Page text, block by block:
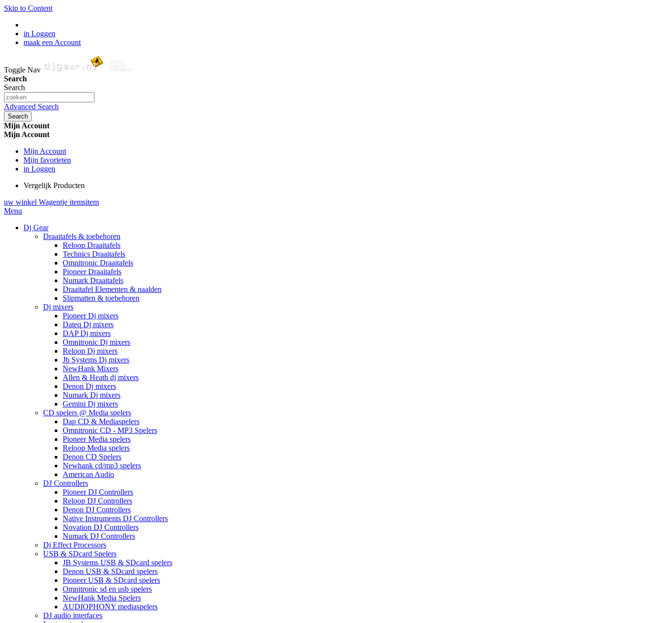
Skip to Content
in Loggen
maak een Account
Toggle Nav
Search
Search
Advanced Search
Search
Mijn Account
Mijn Account
Mijn Account
Mijn favorieten
in Loggen
Vergelijk Producten
uw winkel Wagentje itemsitem
Menu
Dj Gear
Draaitafels & toebehoren
Reloop Draaitafels
Technics Draaitafels
Omnitronic Draaitafels
Pioneer Draaitafels
Numark Draaitafels
Draaitafel Elementen & naalden
Slipmatten & toebehoren
Dj mixers
Pioneer Dj mixers
Dateq Dj mixers
DAP Dj mixers
Omnitronic Dj mixers
Reloop Dj mixers
Jb Systems Dj mixers
NewHank Mixers
Allen & Heath dj mixers
Denon Dj mixers
Numark Dj mixers
Gemini Dj mixers
CD spelers @ Media spelers
Dap CD & Mediaspelers
Omnitronic CD - MP3 Spelers
Pioneer Media spelers
Reloop Media spelers
Denon CD Spelers
Newhank cd/mp3 spelers
American Audio
DJ Controllers
Pioneer DJ Controllers
Reloop DJ Controllers
Denon DJ Controllers
Native Instruments DJ Controllers
Novation DJ Controllers
Numark DJ Controllers
Dj Effect Processors
USB & SDcard Spelers
JB Systems USB & SDcard spelers
Denon USB & SDcard spelers
Pioneer USB & SDcard spelers
Omnitronic sd en usb spelers
NewHank Media Spelers
AUDIOPHONY mediaspelers
DJ audio interfaces